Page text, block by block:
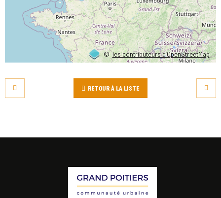
©les contributeurs d’OpenStreetMap
RETOUR À LA LISTE